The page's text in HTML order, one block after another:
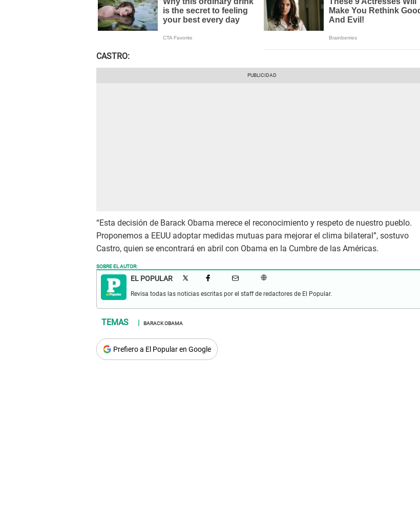
CASTRO:
“Esta decisión de Barack Obama merece el reconocimiento y respeto de nuestro pueblo.
Proponemos a EEUU adoptar medidas mutuas para mejorar el clima bilateral”, sostuvo
Castro, quien se encontrará en abril con Obama en la Cumbre de las Américas.
SOBRE EL AUTOR:
EL POPULAR
Revisa todas las noticias escritas por el staff de redactores de El Popular.
BARACK OBAMA
Prefiero a El Popular en Google